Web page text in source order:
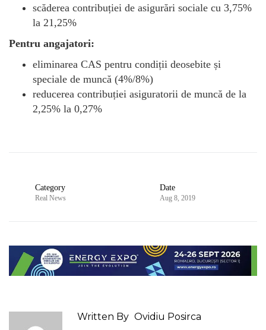
scăderea contribuției de asigurări sociale cu 3,75%
la 21,25%
Pentru angajatori:
eliminarea CAS pentru condiții deosebite și
speciale de muncă (4%/8%)
reducerea contribuției asiguratorii de muncă de la
2,25% la 0,27%
Category
Real News
Date
Aug 8, 2019
Written By Ovidiu Posirca